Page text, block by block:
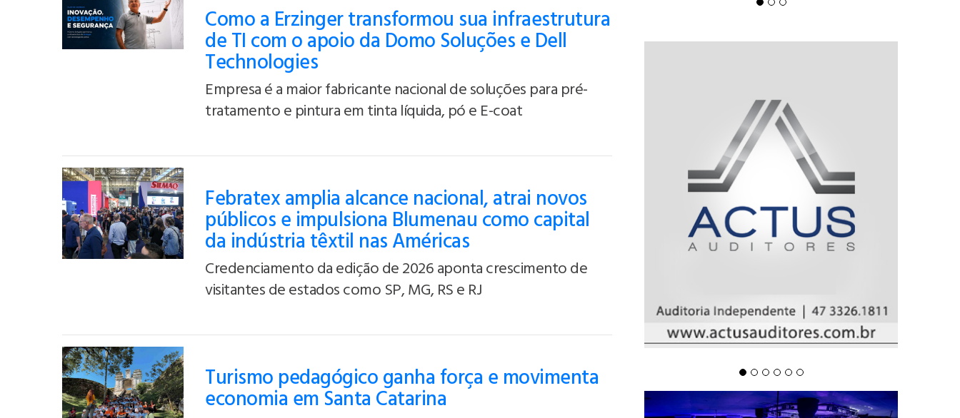
Como a Erzinger transformou sua infraestrutura
de TI com o apoio da Domo Soluções e Dell
Technologies
Empresa é a maior fabricante nacional de soluções para pré-
tratamento e pintura em tinta líquida, pó e E-coat
Febratex amplia alcance nacional, atrai novos
públicos e impulsiona Blumenau como capital
da indústria têxtil nas Américas
Credenciamento da edição de 2026 aponta crescimento de
visitantes de estados como SP, MG, RS e RJ
Turismo pedagógico ganha força e movimenta
economia em Santa Catarina